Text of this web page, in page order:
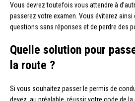
Vous devrez toutefois vous attendre à
passerez votre examen. Vous éviterez ainsi
questions sans réponses et de perdre des
Quelle solution pour
la route ?
Si vous souhaitez passer le permis de